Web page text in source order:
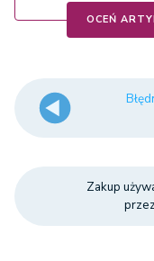
OCEŃ
Zakup